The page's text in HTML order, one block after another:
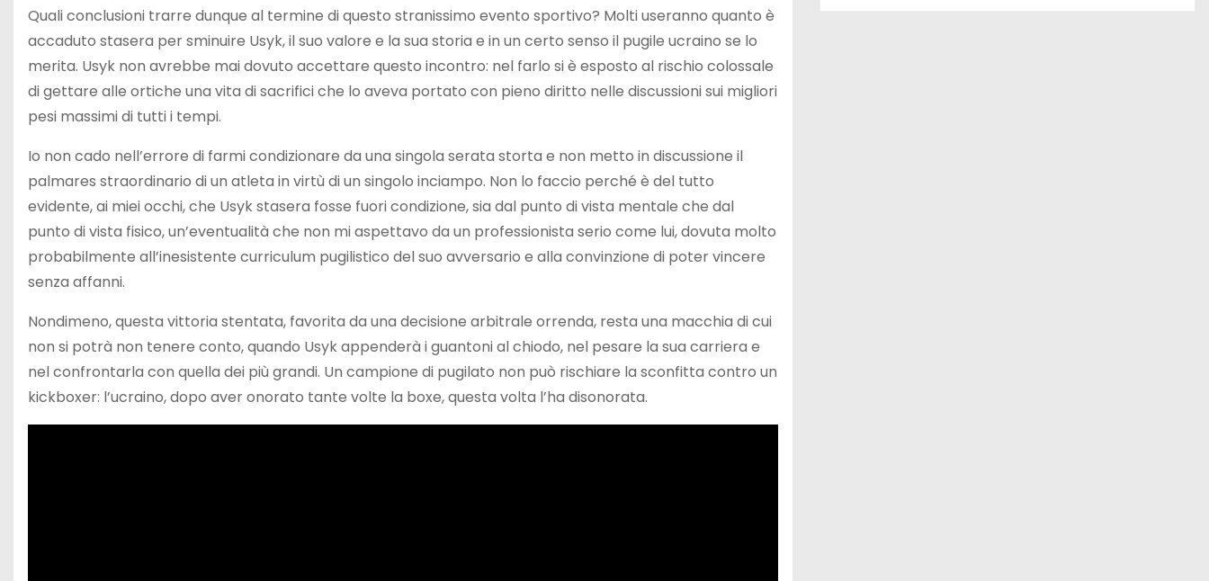
Quali conclusioni trarre dunque al termine di questo stranissimo evento sportivo? Molti useranno quanto è
accaduto stasera per sminuire Usyk, il suo valore e la sua storia e in un certo senso il pugile ucraino se lo
merita. Usyk non avrebbe mai dovuto accettare questo incontro: nel farlo si è esposto al rischio colossale
di gettare alle ortiche una vita di sacrifici che lo aveva portato con pieno diritto nelle discussioni sui migliori
pesi massimi di tutti i tempi.
Io non cado nell’errore di farmi condizionare da una singola serata storta e non metto in discussione il
palmares straordinario di un atleta in virtù di un singolo inciampo. Non lo faccio perché è del tutto
evidente, ai miei occhi, che Usyk stasera fosse fuori condizione, sia dal punto di vista mentale che dal
punto di vista fisico, un’eventualità che non mi aspettavo da un professionista serio come lui, dovuta molto
probabilmente all’inesistente curriculum pugilistico del suo avversario e alla convinzione di poter vincere
senza affanni.
Nondimeno, questa vittoria stentata, favorita da una decisione arbitrale orrenda, resta una macchia di cui
non si potrà non tenere conto, quando Usyk appenderà i guantoni al chiodo, nel pesare la sua carriera e
nel confrontarla con quella dei più grandi. Un campione di pugilato non può rischiare la sconfitta contro un
kickboxer: l’ucraino, dopo aver onorato tante volte la boxe, questa volta l’ha disonorata.